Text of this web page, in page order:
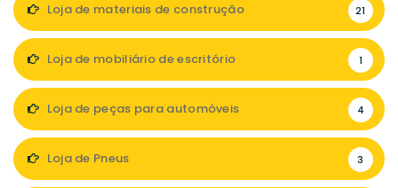
Loja de materiais de construção 21
Loja de mobiliário de escritório 1
Loja de peças para automóveis 4
Loja de Pneus 3